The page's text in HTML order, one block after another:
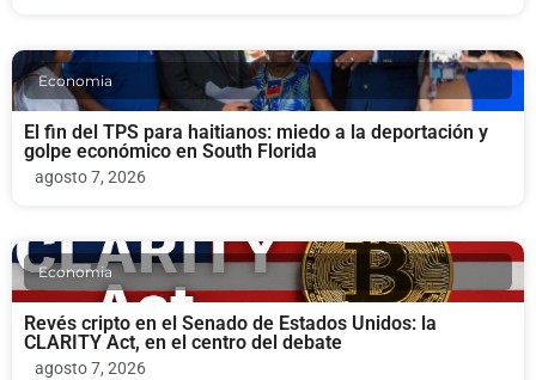
Economia
El fin del TPS para haitianos: miedo a la deportación y
golpe económico en South Florida
agosto 7, 2026
Economia
Revés cripto en el Senado de Estados Unidos: la
CLARITY Act, en el centro del debate
agosto 7, 2026